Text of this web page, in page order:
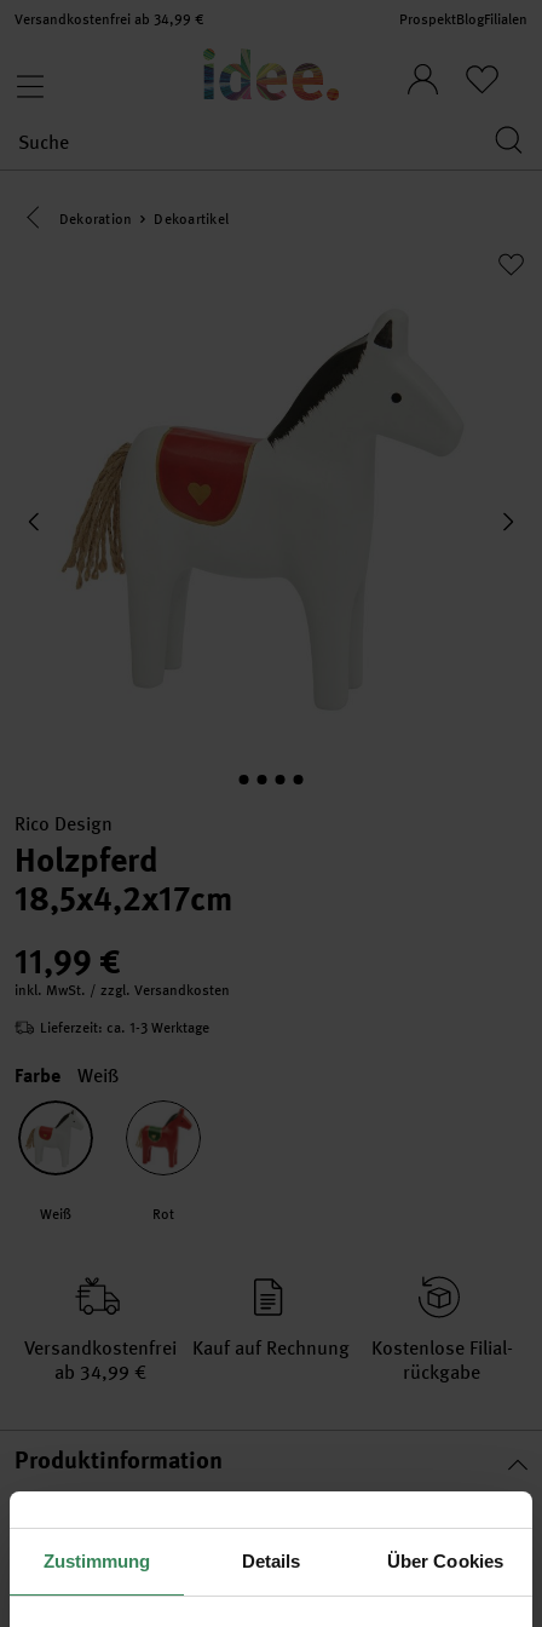
Zustimmung Details Über Cookies
Versandkostenfrei ab 34,99 € ProspektBlogFilialen
Eine Kategorie zurück navigieren
Dekoration Dekoartikel
Rico Design
Holzpferd
18,5x4,2x17cm
11,99 €
inkl. MwSt. / zzgl. Versandkosten
Lieferzeit: ca. 1-3 Werktage
Farbe Weiß
Weiß Rot
Versand­kosten­frei
ab 34,99 €
Kauf auf Rechnung
Kosten­lose Filial­
rückgabe
Produktinformation
Artikel-Nr.701490
Bestell-Nr.3729106